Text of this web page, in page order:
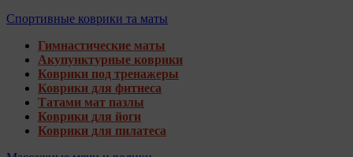
Спортивные коврики та маты
Гимнастические маты
Акупунктурные коврики
Коврики под тренажеры
Коврики для фитнеса
Татами мат пазлы
Коврики для йоги
Коврики для пилатеса